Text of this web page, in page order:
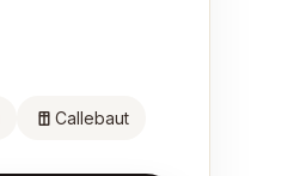
Callebaut